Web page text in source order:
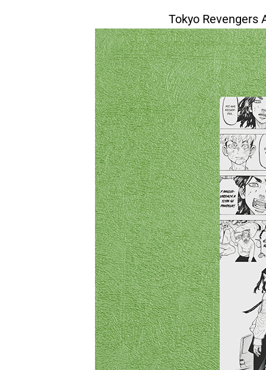
modname=area&peak=30Tokyo Revengers